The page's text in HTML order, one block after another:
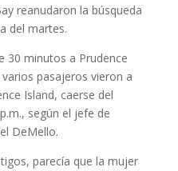
reanudaron la búsqueda
del martes.
30 minutos a Prudence
pasajeros vieron a
Island, caerse del
según el jefe de
DeMello.
parecía que la mujer